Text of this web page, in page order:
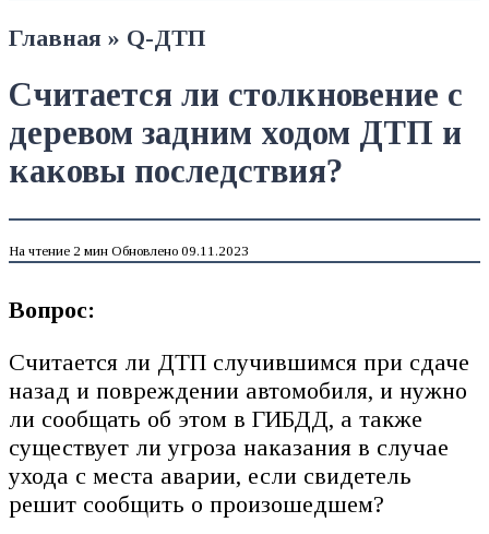
Главная » Q-ДТП
Считается ли столкновение с
деревом задним ходом ДТП и
каковы последствия?
На чтение 2 мин Обновлено 09.11.2023
Вопрос:
Считается ли ДТП случившимся при сдаче
назад и повреждении автомобиля, и нужно
ли сообщать об этом в ГИБДД, а также
существует ли угроза наказания в случае
ухода с места аварии, если свидетель
решит сообщить о произошедшем?